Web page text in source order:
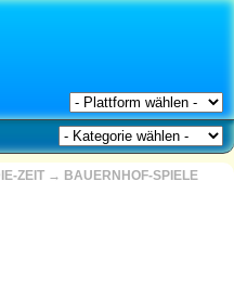
ZEIT → BAUERNHOF-SPIELE